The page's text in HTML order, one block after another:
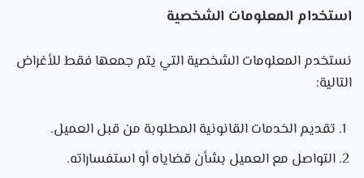
استخدام المعلومات الشخصية
نستخدم المعلومات الشخصية التي يتم جمعها فقط للأغراض
التالية:
تقديم الخدمات القانونية المطلوبة من قبل العميل.
التواصل مع العميل بشأن قضاياه أو استفساراته.